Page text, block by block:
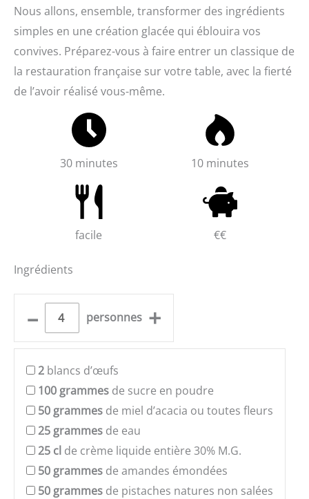
Nous allons, ensemble, transformer des ingrédients
simples en une création glacée qui éblouira vos
convives. Préparez-vous à faire entrer un classique de
la restauration française sur votre table, avec la fierté
de l’avoir réalisé vous-même.
30 minutes 10 minutes
facile €€
Ingrédients
– personnes +
2 blancs d’œufs
100 grammes de sucre en poudre
50 grammes de miel d’acacia ou toutes fleurs
25 grammes de eau
25 cl de crème liquide entière 30% M.G.
50 grammes de amandes émondées
50 grammes de pistaches natures non salées